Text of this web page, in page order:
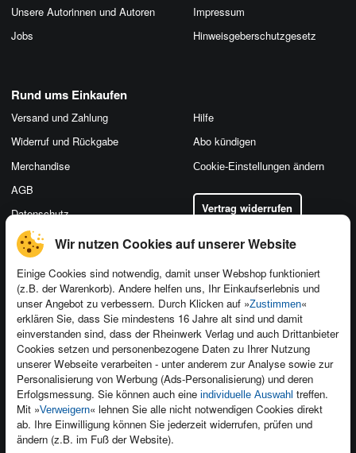
Wir nutzen Cookies auf unserer Website
Einige Cookies sind notwendig, damit unser Webshop funktioniert
(z.B. der Warenkorb). Andere helfen uns, Ihr Einkaufserlebnis und
unser Angebot zu verbessern. Durch Klicken auf »Zustimmen«
erklären Sie, dass Sie mindestens 16 Jahre alt sind und damit
einverstanden sind, dass der Rheinwerk Verlag und auch Drittanbieter
Cookies setzen und personenbezogene Daten zu Ihrer Nutzung
unserer Webseite verarbeiten - unter anderem zur Analyse sowie zur
Personalisierung von Werbung (Ads-Personalisierung) und deren
Erfolgsmessung. Sie können auch eine individuelle Auswahl treffen.
Mit »Verweigern« lehnen Sie alle nicht notwendigen Cookies direkt
ab. Ihre Einwilligung können Sie jederzeit widerrufen, prüfen und
ändern (z.B. im Fuß der Website).
Unsere Autorinnen und Autoren
Jobs
Impressum
Hinweis­geber­schutz­gesetz
Kontakt
Newsletter
Für Unternehmen
Presseservice
Dozentenservice
Produktfeedback
Foreign Rights
Ein Buch schreiben
Rund ums Einkaufen
Versand und Zahlung
Widerruf und Rückgabe
Merchandise
AGB
Datenschutz
Hilfe
Abo kündigen
Cookie-Einstellungen ändern
Vertrag widerrufen